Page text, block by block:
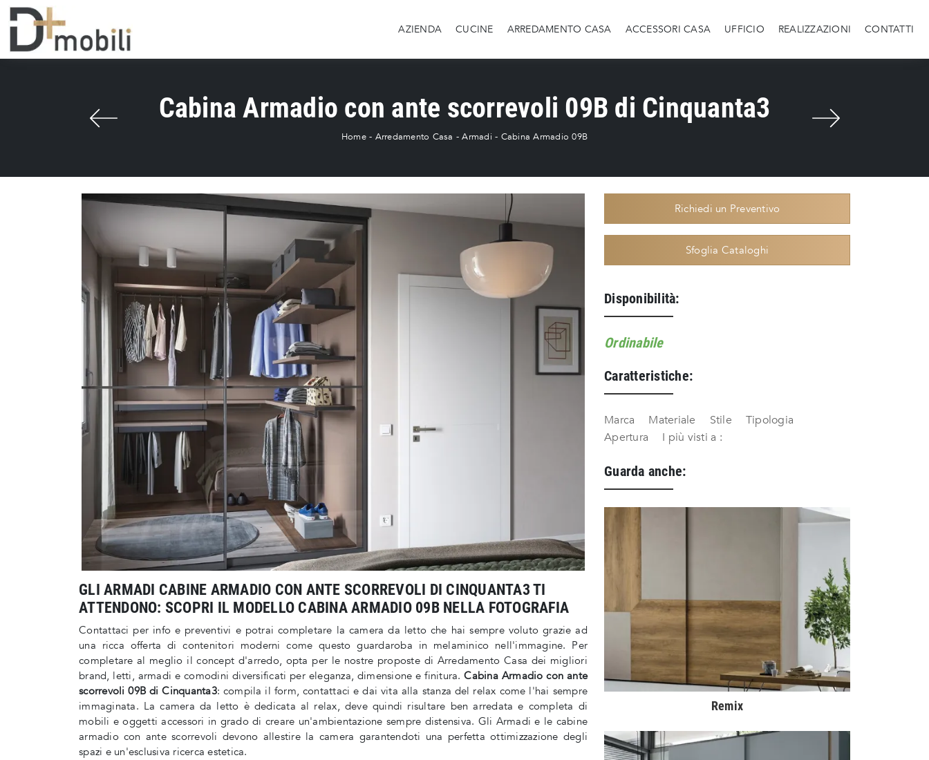
AZIENDA CUCINE ARREDAMENTO CASA ACCESSORI CASA UFFICIO REALIZZAZIONI CONTATTI
Cabina Armadio con ante scorrevoli 09B di Cinquanta3
Home- Arredamento Casa -Armadi - Cabina Armadio 09B
GLI ARMADI CABINE ARMADIO CON ANTE SCORREVOLI DI CINQUANTA3 TI
ATTENDONO: SCOPRI IL MODELLO CABINA ARMADIO 09B NELLA FOTOGRAFIA
Contattaci per info e preventivi e potrai completare la camera da letto che hai sempre voluto grazie ad
una ricca offerta di contenitori moderni come questo guardaroba in melaminico nell'immagine. Per
completare al meglio il concept d'arredo, opta per le nostre proposte di Arredamento Casa dei migliori
brand, letti, armadi e comodini diversificati per eleganza, dimensione e finitura.Cabina Armadio con ante
scorrevoli 09B di Cinquanta3: compila il form, contattaci e dai vita alla stanza del relax come l'hai sempre
immaginata. La camera da letto è dedicata al relax, deve quindi risultare ben arredata e completa di
mobili e oggetti accessori in grado di creare un'ambientazione sempre distensiva. Gli Armadi e le cabine
armadio con ante scorrevoli devono allestire la camera garantendoti una perfetta ottimizzazione degli
spazi e un'esclusiva ricerca estetica.
Richiedi un Preventivo
Sfoglia Cataloghi
Disponibilità:
Ordinabile
Caratteristiche:
Marca Materiale Stile
Tipologia
Apertura
I più visti a :
Guarda anche:
Remix